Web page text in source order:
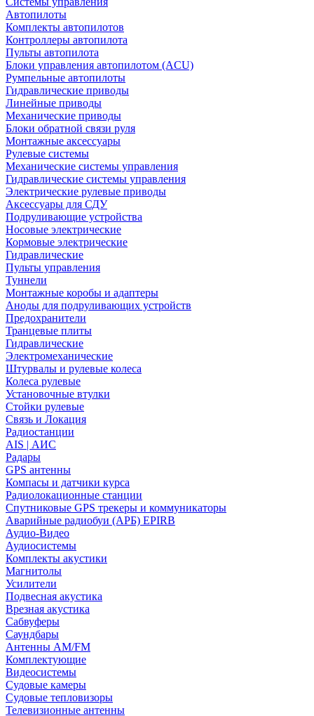
Автопилоты
Комплекты автопилотов
Контроллеры автопилота
Пульты автопилота
Блоки управления автопилотом (ACU)
Румпельные автопилоты
Гидравлические приводы
Линейные приводы
Механические приводы
Блоки обратной связи руля
Монтажные аксессуары
Рулевые системы
Механические системы управления
Гидравлические системы управления
Электрические рулевые приводы
Аксессуары для СДУ
Подруливающие устройства
Носовые электрические
Кормовые электрические
Гидравлические
Пульты управления
Туннели
Монтажные коробы и адаптеры
Аноды для подруливающих устройств
Предохранители
Транцевые плиты
Гидравлические
Электромеханические
Штурвалы и рулевые колеса
Колеса рулевые
Установочные втулки
Стойки рулевые
Связь и Локация
Радиостанции
AIS | АИС
Радары
GPS антенны
Компасы и датчики курса
Радиолокационные станции
Спутниковые GPS трекеры и коммуникаторы
Аварийные радиобуи (АРБ) EPIRB
Аудио-Видео
Аудиосистемы
Комплекты акустики
Магнитолы
Усилители
Подвесная акустика
Врезная акустика
Сабвуферы
Саундбары
Антенны AM/FM
Комплектующие
Видеосистемы
Судовые камеры
Cудовые тепловизоры
Телевизионные антенны